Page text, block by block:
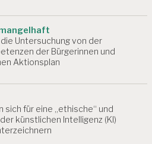
Untersuchung von der
der Bürgerinnen und
Aktionsplan
sich für eine „ethische“ und
künstlichen Intelligenz (KI)